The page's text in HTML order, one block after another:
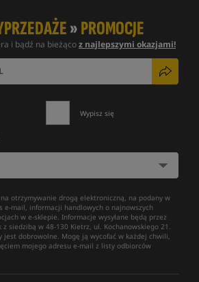
»PROMOCJE
i bądź na bieżącoz najlepszymi okazjami!
Wypisz się
otrzymywanie drogą elektroniczną, na podany w
e-mail, informacji handlowych o najnowszych
w e-sklepie. Informacje wysyłane będą przez
z siedzibą w 48-130 Kietrz, ul. Kochanowskiego 21.
jest dobrowolne. Mogę ją wycofać w każdej chwili,
mojego adresu e-mail z listy odbiorców